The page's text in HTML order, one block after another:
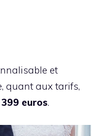
et
quant aux tarifs,
euros.